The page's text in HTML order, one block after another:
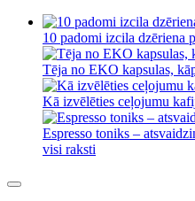
10 padomi izcila dzēriena
Tēja no EKO kapsulas,
Kā izvēlēties ceļojumu
Espresso toniks –
visi raksti